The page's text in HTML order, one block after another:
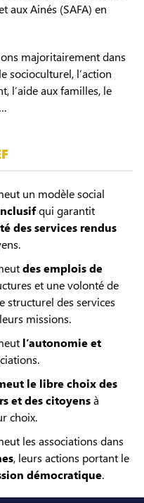
aux Ainés (SAFA) en
majoritairement dans
socioculturel, l’action
l’aide aux familles, le
un modèle social
qui garantit
des services rendus
des emplois de
et une volonté de
structurel des services
missions.
l’autonomie et
le libre choix des
et des citoyensà
choix.
les associations dans
, leurs actions portant le
démocratique.